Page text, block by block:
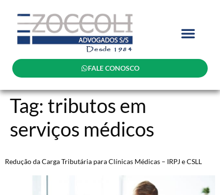
FALE CONOSCO
Tag: tributos em
serviços médicos
Redução da Carga Tributária para Clínicas Médicas – IRPJ e CSLL